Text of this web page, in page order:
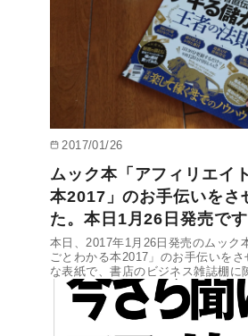
2017/01/26
ムック本「アフィリエイ
本2017」のお手伝いをさ
た。本日1月26日発売で
本日、2017年1月26日発売のムック
ごとわかる本2017」のお手伝いを
な表紙で、書店のビジネス雑誌棚